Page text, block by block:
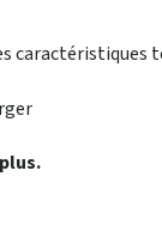
caractéristiques